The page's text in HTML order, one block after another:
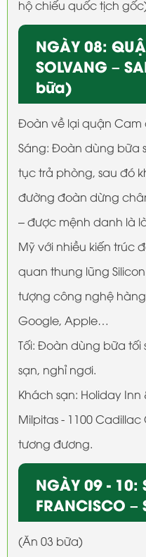
hộ chiếu quốc tịch
NGÀY 08:
SOLVANG –
bữa)
Đoàn về lại quận Cam
Sáng: Đoàn dùng bữa
tục trả phòng, sau đó
đường đoàn dừng
– được mệnh danh là
Mỹ với nhiều kiến trúc
quan thung lũng
tượng công nghệ
Google, Apple…
Tối: Đoàn dùng bữa
sạn, nghỉ ngơi.
Khách sạn: Holiday Inn
Milpitas - 1100
tương đương.
NGÀY 09 - 10:
FRANCISCO –
(Ăn 03 bữa)